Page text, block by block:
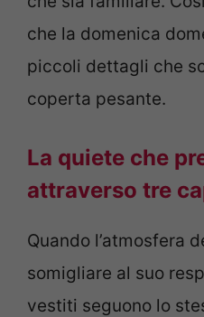
che la domenica
piccoli dettagli che
coperta pesante.
La quiete che
attraverso tre
Quando l’atmosfera
somigliare al suo
vestiti seguono lo